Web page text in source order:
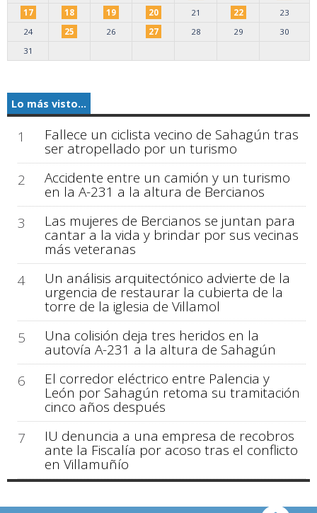
17
18 19 20 21 22
23
24
25 26 27 28 29
30
31
Lo más visto...
1 Fallece un ciclista vecino de Sahagún tras
ser atropellado por un turismo
2
Accidente entre un camión y un turismo
en la A-231 a la altura de Bercianos
3
Las mujeres de Bercianos se juntan para
cantar a la vida y brindar por sus vecinas
más veteranas
4
Un análisis arquitectónico advierte de la
urgencia de restaurar la cubierta de la
torre de la iglesia de Villamol
5
Una colisión deja tres heridos en la
autovía A-231 a la altura de Sahagún
6
El corredor eléctrico entre Palencia y
León por Sahagún retoma su tramitación
cinco años después
7
IU denuncia a una empresa de recobros
ante la Fiscalía por acoso tras el conflicto
en Villamuñío